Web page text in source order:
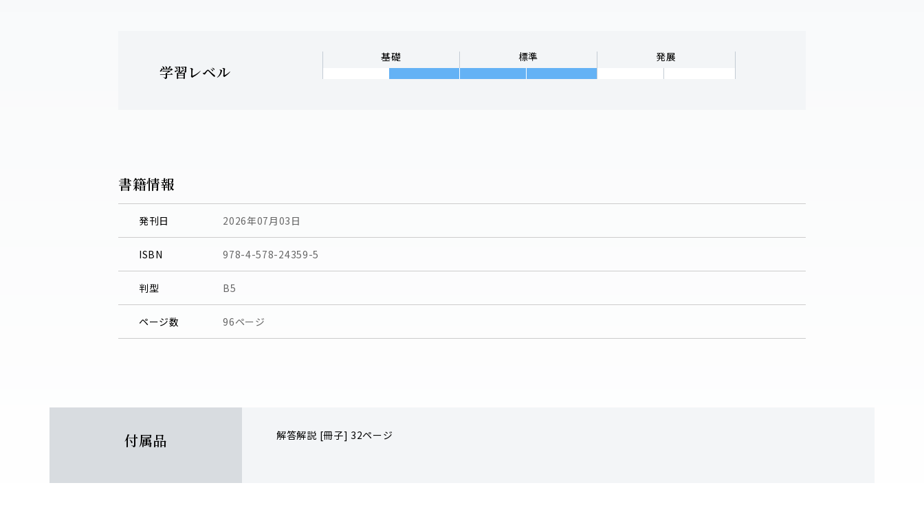
学習レベル
基礎 標準 発展
書籍情報
発刊日 2026年07月03日
ISBN 978-4-578-24359-5
判型 B5
ページ数 96ページ
付属品 解答解説 [冊子] 32ページ